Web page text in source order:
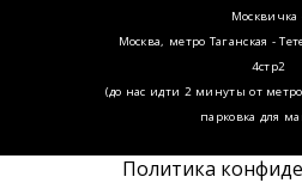
Москвичка
Москва, метро Таганская -
4стр2
(до нас идти 2 минуты от
парковка для
Политика